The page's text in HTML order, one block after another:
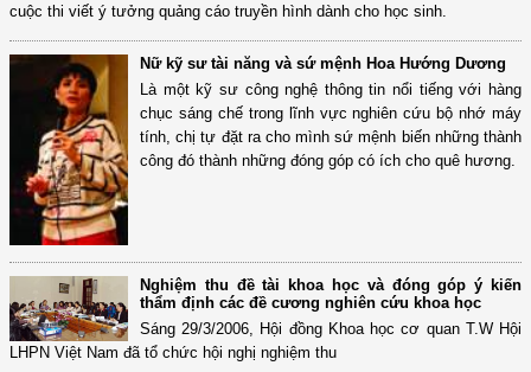
cuộc thi viết ý tưởng quảng cáo truyền hình dành cho học sinh.
Nữ kỹ sư tài năng và sứ mệnh Hoa Hướng Dương
Là một kỹ sư công nghệ thông tin nổi tiếng với hàng
chục sáng chế trong lĩnh vực nghiên cứu bộ nhớ máy
tính, chị tự đặt ra cho mình sứ mệnh biến những thành
công đó thành những đóng góp có ích cho quê hương.
Nghiệm thu đề tài khoa học và đóng góp ý kiến
thẩm định các đề cương nghiên cứu khoa học
Sáng 29/3/2006, Hội đồng Khoa học cơ quan T.W Hội
LHPN Việt Nam đã tổ chức hội nghị nghiệm thu